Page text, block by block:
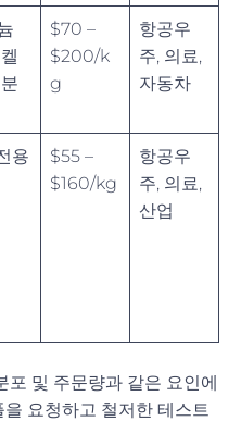
$70 –
$200/k
g
항공우
주, 의료,
자동차
용
$55 –
$160/kg
항공우
주, 의료,
산업
포 및 주문량과 같은 요인에
요청하고 철저한 테스트